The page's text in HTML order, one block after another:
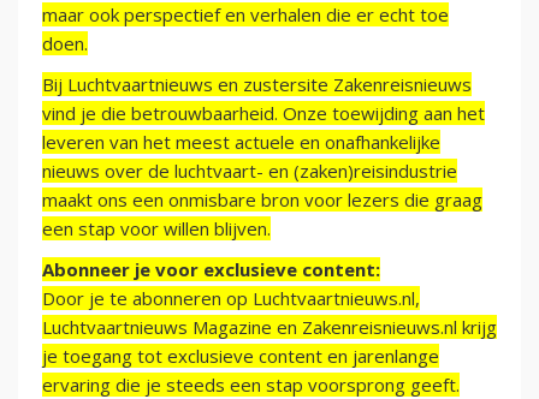
maar ook perspectief en verhalen die er echt toe
doen.
Bij Luchtvaartnieuws en zustersite Zakenreisnieuws
vind je die betrouwbaarheid. Onze toewijding aan het
leveren van het meest actuele en onafhankelijke
nieuws over de luchtvaart- en (zaken)reisindustrie
maakt ons een onmisbare bron voor lezers die graag
een stap voor willen blijven.
Abonneer je voor exclusieve content:
Door je te abonneren op Luchtvaartnieuws.nl,
Luchtvaartnieuws Magazine en Zakenreisnieuws.nl krijg
je toegang tot exclusieve content en jarenlange
ervaring die je steeds een stap voorsprong geeft.